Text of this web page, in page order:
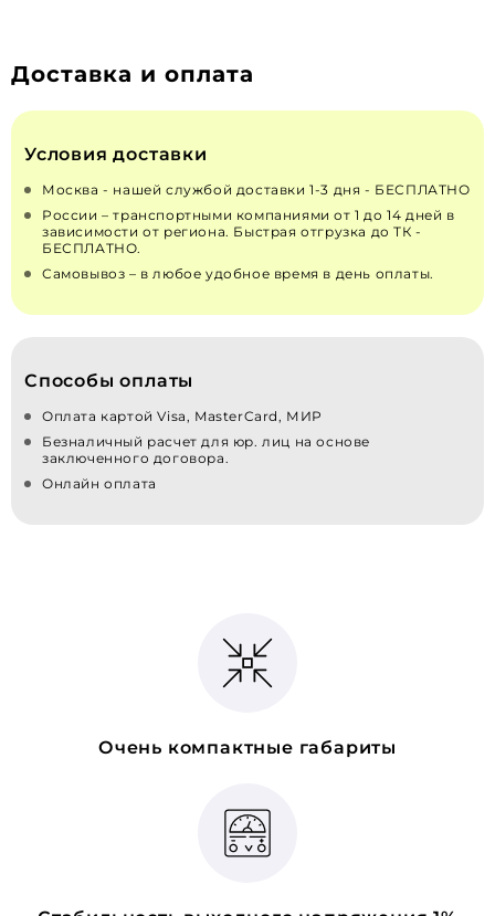
Доставка и оплата
Условия доставки
Москва - нашей службой доставки 1-3 дня - БЕСПЛАТНО
России – транспортными компаниями от 1 до 14 дней в
зависимости от региона. Быстрая отгрузка до ТК -
БЕСПЛАТНО.
Самовывоз – в любое удобное время в день оплаты.
Способы оплаты
Оплата картой Visa, MasterCard, МИР
Безналичный расчет для юр. лиц на основе
заключенного договора.
Онлайн оплата
Очень компактные габариты